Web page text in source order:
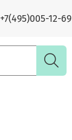
+7(495)005-12-69